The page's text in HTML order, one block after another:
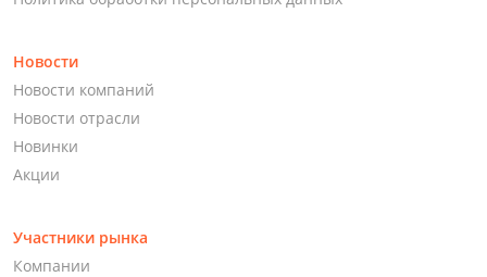
Новости
Новости компаний
Новости отрасли
Новинки
Акции
Участники рынка
Компании